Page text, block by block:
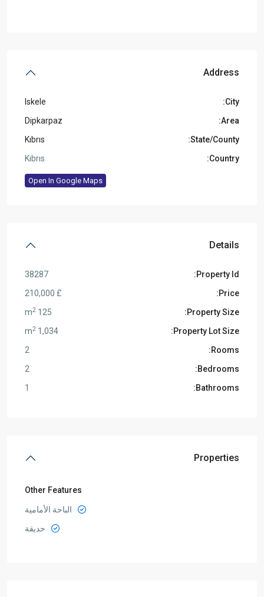
Address
City:
Iskele
Area:
Dipkarpaz
State/County:
Kıbrıs
Country:
Kıbrıs
Open In Google Maps
Details
Property Id:
38287
Price:
£ 210,000
Property Size:
125 m
2
Property Lot Size:
1,034 m
2
Rooms:
2
Bedrooms:
2
Bathrooms:
1
Properties
Other Features
الباحة الأمامية
حديقة